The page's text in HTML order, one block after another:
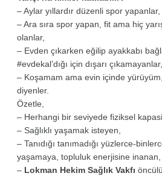
– Aylar yıllardır düzenli spor yapanlar,
– Ara sıra spor yapan, fit ama hiç
olanlar,
– Evden çıkarken eğilip ayakkabı
#evdekal’dığı için dışarı çıkamayanlar,
– Koşamam ama evin içinde
diyenler.
Özetle,
– Herhangi bir seviyede fiziksel
– Sağlıklı yaşamak isteyen,
– Tanıdığı tanımadığı yüzlerce-
yaşamaya, topluluk enerjisine inanan,
– Lokman Hekim Sağlık Vakfı